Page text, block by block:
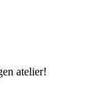
atelier!